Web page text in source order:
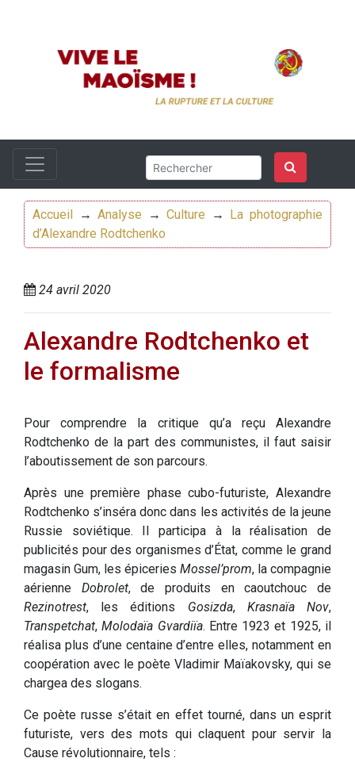
Accueil →Analyse →Culture →
La photographie
d’Alexandre Rodtchenko
24 avril 2020
Alexandre Rodtchenko et
le formalisme
Pour comprendre la critique qu’a reçu Alexandre
Rodtchenko de la part des communistes, il faut saisir
l’aboutissement de son parcours.
Après une première phase cubo-futuriste, Alexandre
Rodtchenko s’inséra donc dans les activités de la jeune
Russie soviétique. Il participa à la réalisation de
publicités pour des organismes d’État, comme le grand
magasin Gum, les épiceries Mossel’prom, la compagnie
aérienne Dobrolet, de produits en caoutchouc de
Rezinotrest, les éditions Gosizda, Krasnaïa Nov,
Transpetchat,Molodaïa Gvardiïa. Entre 1923 et 1925, il
réalisa plus d’une centaine d’entre elles, notamment en
coopération avec le poète Vladimir Maïakovsky, qui se
chargea des slogans.
Ce poète russe s’était en effet tourné, dans un esprit
futuriste, vers des mots qui claquent pour servir la
Cause révolutionnaire, tels :